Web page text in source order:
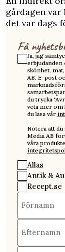
gårdagen
det var dags
Få
Ja, jag
skönhet,
AB. E-post
du trycka
veta mer om
du läsa vår
Notera att
Media AB
våra
Allas
Antik &
Recept.se
Förnamn
Efternamn